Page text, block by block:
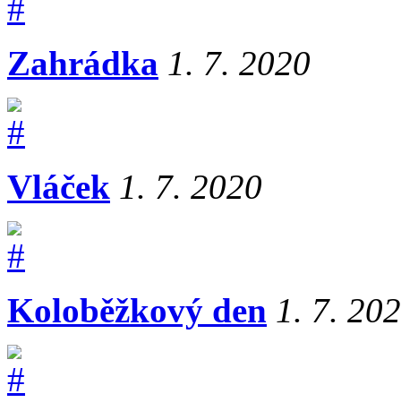
Zahrádka 1. 7. 2020
Vláček 1. 7. 2020
Koloběžkový den 1. 7.